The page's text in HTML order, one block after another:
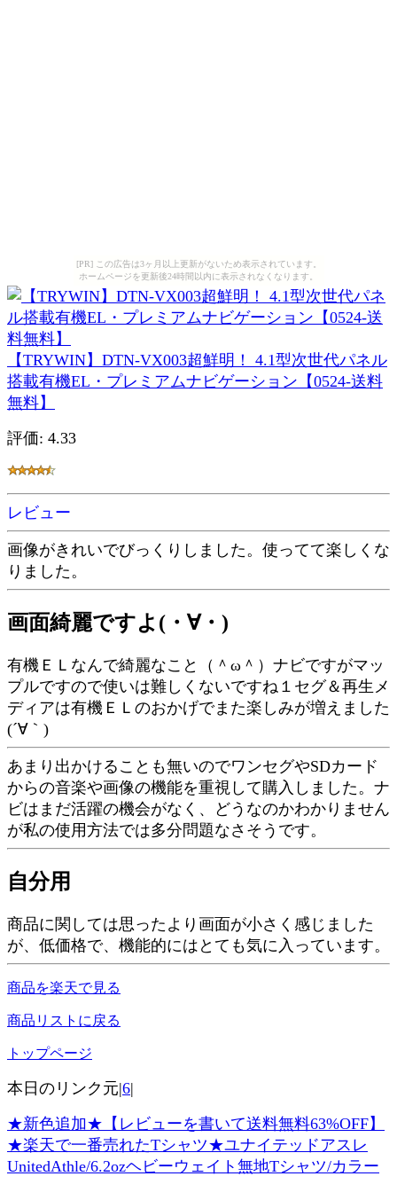
[PR] この広告は3ヶ月以上更新がないため表示されています。
ホームページを更新後24時間以内に表示されなくなります。
【TRYWIN】DTN-VX003超鮮明！ 4.1型次世代パネル
搭載有機EL・プレミアムナビゲーション【0524-送料
無料】
評価: 4.33
レビュー
画像がきれいでびっくりしました。使ってて楽しくな
りました。
画面綺麗ですよ(・∀・)
有機ＥＬなんで綺麗なこと（＾ω＾）ナビですがマッ
プルですので使いは難しくないですね１セグ＆再生メ
ディアは有機ＥＬのおかげでまた楽しみが増えました
(´∀｀)
あまり出かけることも無いのでワンセグやSDカード
からの音楽や画像の機能を重視して購入しました。ナ
ビはまだ活躍の機会がなく、どうなのかわかりません
が私の使用方法では多分問題なさそうです。
自分用
商品に関しては思ったより画面が小さく感じました
が、低価格で、機能的にはとても気に入っています。
商品を楽天で見る
商品リストに戻る
トップページ
本日のリンク元|6|
★新色追加★【レビューを書いて送料無料63%OFF】
★楽天で一番売れたTシャツ★ユナイテッドアスレ
UnitedAthle/6.2ozヘビーウェイト無地Tシャツ/カラー